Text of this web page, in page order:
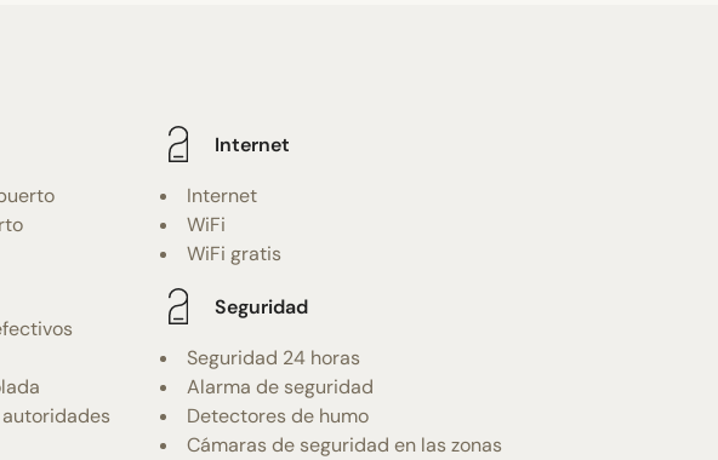
Internet
Internet
WiFi
WiFi gratis
Seguridad
Seguridad 24 horas
Alarma de seguridad
Detectores de humo
Cámaras de seguridad en las zonas